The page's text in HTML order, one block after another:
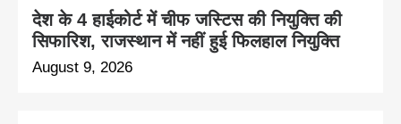
देश के 4 हाईकोर्ट में चीफ जस्टिस की नियुक्ति की
सिफारिश, राजस्थान में नहीं हुई फिलहाल नियुक्ति
August 9, 2026